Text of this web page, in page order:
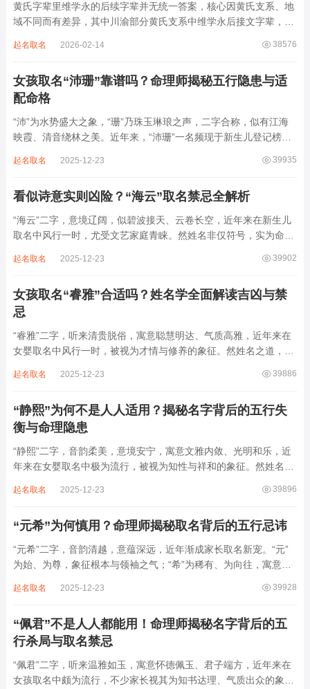
黄氏字辈里维学永的后续字辈并无统一答案，核心因黄氏支系、地
域不同而有差异，其中川渝部分黄氏支系中维学永后接文字辈，完
某支系的续修字辈，在安岳、岳池一带的黄氏族谱里能明确查到，
38576
起名取名 2026-02-14
女孩取名“沛珊”靠谱吗？命理师揭秘五行隐患与适
配命格
“沛”为水势盛大之象，“珊”乃珠玉琳琅之声，二字合称，似有江海
映霞、清音绕林之美。近年来，“沛珊”一名频现于新生儿登记榜
雅符号，实为命理五行流转之枢纽。一字之选，关乎气场平衡。沛
39935
起名取名 2025-12-23
看似诗意实则凶险？“海云”取名禁忌全解析
“海云”二字，意境辽阔，似碧波接天、云卷长空，近年来在新生儿
取名中风行一时，尤受文艺家庭青睐。然姓名非仅符号，实为命局
滔天，木浮无根，阴气过重，易致意志不坚、事业漂泊、健康受
39902
起名取名 2025-12-23
女孩取名“睿雅”合适吗？姓名学全面解读吉凶与禁
忌
“睿雅”二字，听来清贵脱俗，寓意聪慧明达、气质高雅，近年来在
女婴取名中风行一时，被视为才情与修养的象征。然姓名之道，贵
增心力。细察“睿雅”之局，实藏金水成势、火土受制之患，若不顾
39886
起名取名 2025-12-23
“静熙”为何不是人人适用？揭秘名字背后的五行失
衡与命理隐患
“静熙”二字，音韵柔美，意境安宁，寓意文雅内敛、光明和乐，近
年来在女婴取名中极为流行，被视为知性与祥和的象征。然姓名命
象，实藏金水偏寒、火气受制之弊，若不顾八字强弱，盲目套用，
39896
起名取名 2025-12-23
“元希”为何慎用？命理师揭秘取名背后的五行忌讳
“元希”二字，音韵清越，意蕴深远，近年渐成家长取名新宠。“元”
为始、为尊，象征根本与领袖之气；“希”为稀有、为向往，寓意卓
象。然姓名非止文雅，实为命理气场之枢纽。一字之选，关乎运途
39928
起名取名 2025-12-23
“佩君”不是人人都能用！命理师揭秘名字背后的五
行杀局与取名禁忌
“佩君”二字，听来温雅如玉，寓意怀德佩玉、君子端方，近年来在
女孩取名中颇为流行，不少家长视其为知书达理、气质出众的象